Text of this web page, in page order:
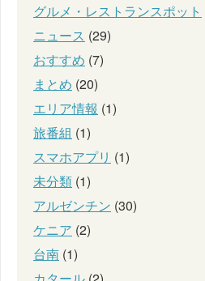
グルメ・レストランスポット
ニュース (29)
おすすめ (7)
まとめ (20)
エリア情報 (1)
旅番組 (1)
スマホアプリ (1)
未分類 (1)
アルゼンチン (30)
ケニア (2)
台南 (1)